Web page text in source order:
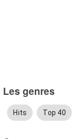
Les genres
Hits Top 40